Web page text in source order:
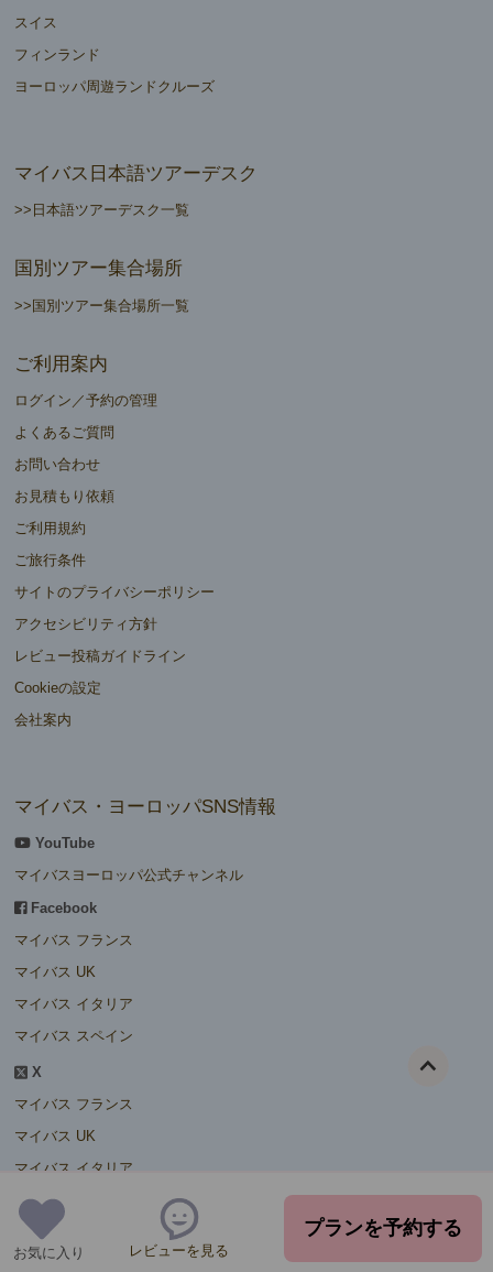
スイス
フィンランド
ヨーロッパ周遊ランドクルーズ
マイバス日本語ツアーデスク
>>日本語ツアーデスク一覧
国別ツアー集合場所
>>国別ツアー集合場所一覧
ご利用案内
ログイン／予約の管理
よくあるご質問
お問い合わせ
お見積もり依頼
ご利用規約
ご旅行条件
サイトのプライバシーポリシー
アクセシビリティ方針
レビュー投稿ガイドライン
Cookieの設定
会社案内
マイバス・ヨーロッパSNS情報
YouTube
マイバスヨーロッパ公式チャンネル
Facebook
マイバス フランス
マイバス UK
マイバス イタリア
マイバス スペイン
X
マイバス フランス
マイバス UK
マイバス イタリア
マイバス スペイン
マイバス ドイツ
マイバス 中欧
お気に入り レビューを見る
プランを予約する